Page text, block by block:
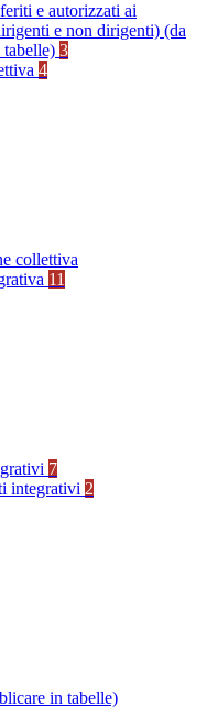
e autorizzati ai
e non dirigenti) (da
3
4
collettiva
11
7
integrativi 2
in tabelle)